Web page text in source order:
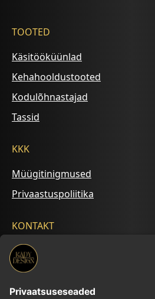
TOOTED
Käsitööküünlad
Kehahooldustooted
Kodulõhnastajad
Tassid
KKK
Müügitinigmused
Privaastuspoliitika
KONTAKT
+372 5695 2542
kalyna.ilu@gmail.com